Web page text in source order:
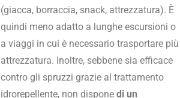
(giacca, borraccia, snack, attrezzatura). È
quindi meno adatto a lunghe escursioni o
a viaggi in cui è necessario trasportare più
attrezzatura. Inoltre, sebbene sia efficace
contro gli spruzzi grazie al trattamento
idrorepellente, non disponedi un